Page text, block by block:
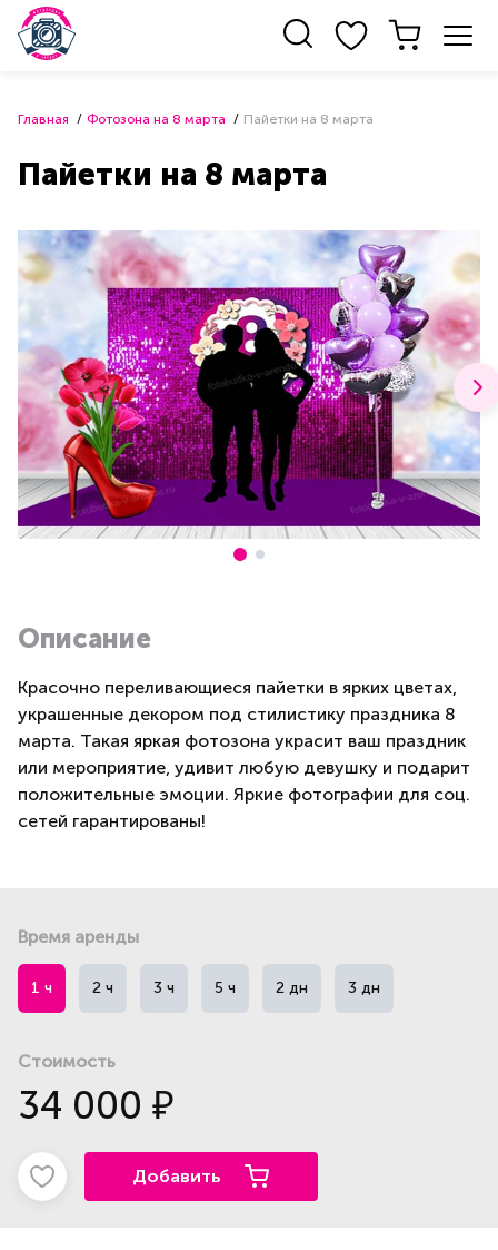
Главная Фотозона на 8 марта Пайетки на 8 марта
Пайетки на 8 марта
Описание
Красочно переливающиеся пайетки в ярких цветах,
украшенные декором под стилистику праздника 8
марта. Такая яркая фотозона украсит ваш праздник
или мероприятие, удивит любую девушку и подарит
положительные эмоции. Яркие фотографии для соц.
сетей гарантированы!
Время аренды
1 ч 2 ч 3 ч 5 ч 2 дн 3 дн
Стоимость
34 000 ₽
Добавить